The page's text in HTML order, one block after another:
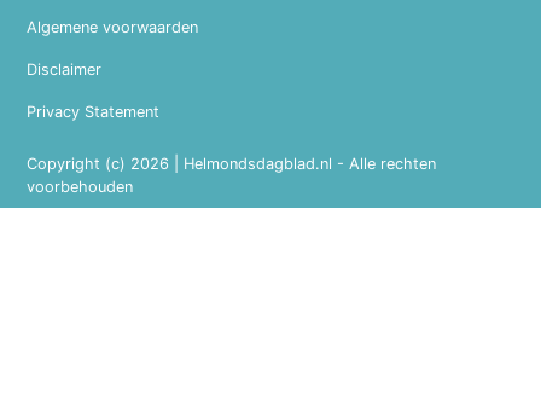
Copyright (c) 2026 | Helmondsdagblad.nl - Alle rechten
voorbehouden
Algemene voorwaarden
Disclaimer
Privacy Statement